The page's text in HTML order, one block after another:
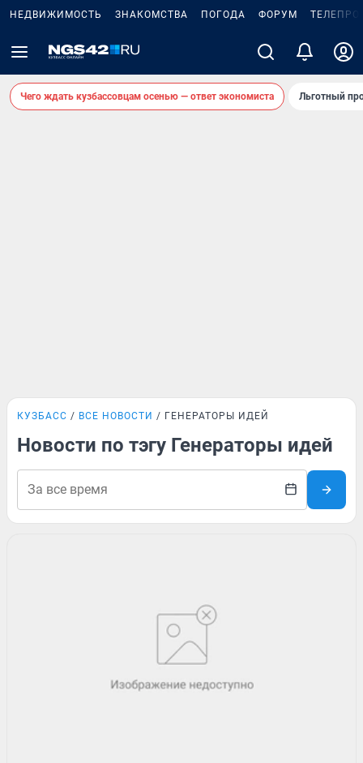
НЕДВИЖИМОСТЬ ЗНАКОМСТВА ПОГОДА ФОРУМ
Чего ждать кузбассовцам осенью — ответ экономиста Льготный
КУЗБАСС ВСЕ НОВОСТИ ГЕНЕРАТОРЫ ИДЕЙ
Новости по тэгу Генераторы идей